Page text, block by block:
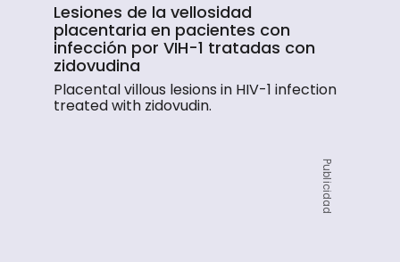
Lesiones de la vellosidad
placentaria en pacientes con
infección por VIH-1 tratadas con
zidovudina
Placental villous lesions in HIV-1 infection
treated with zidovudin.
Publicidad